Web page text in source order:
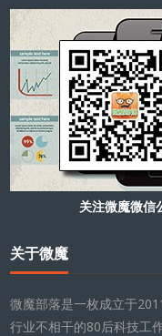
关注微魔微信
关于微魔
微魔部落是一枚成立于
行业不相干的80后科技工